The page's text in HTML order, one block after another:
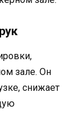
зале. Он
снижает